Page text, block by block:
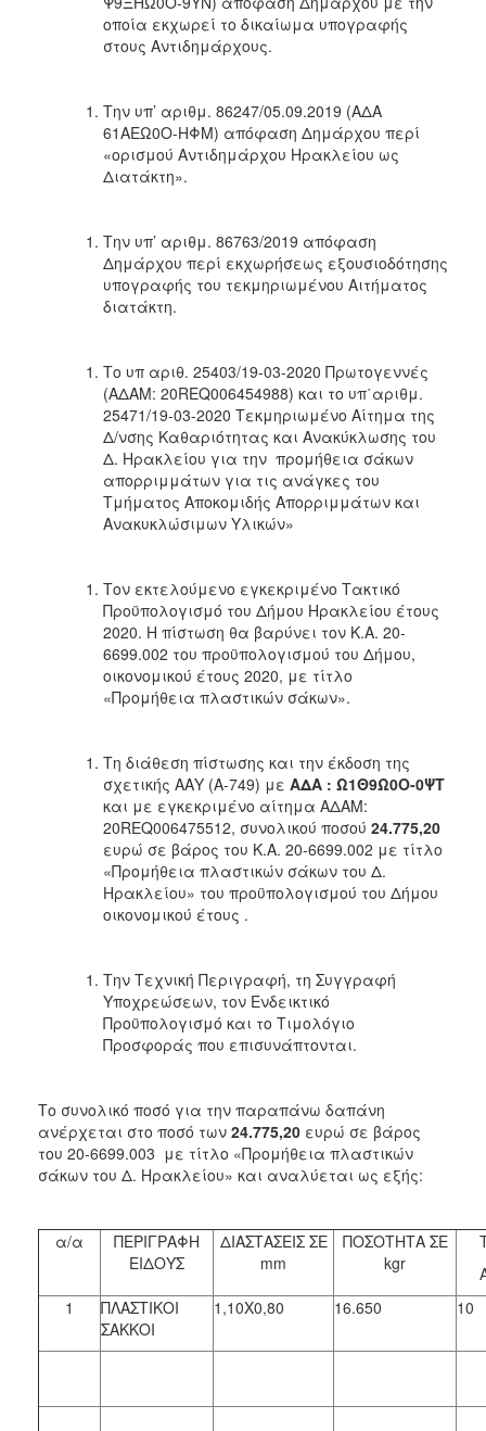
οποία εκχωρεί το δικαίωμα υπογραφής
στους Αντιδημάρχους.
Την υπ’ αριθμ. 86247/05.09.2019 (ΑΔΑ
61ΑΕΩ0Ο-ΗΦΜ) απόφαση Δημάρχου περί
«ορισμού Αντιδημάρχου Ηρακλείου ως
Διατάκτη».
Την υπ’ αριθμ. 86763/2019 απόφαση
Δημάρχου περί εκχωρήσεως εξουσιοδότησης
υπογραφής του τεκμηριωμένου Αιτήματος
διατάκτη.
Το υπ αριθ. 25403/19-03-2020 Πρωτογεννές
(ΑΔΑΜ: 20REQ006454988) και το υπ΄αριθμ.
25471/19-03-2020 Τεκμηριωμένο Αίτημα της
Δ/νσης Καθαριότητας και Ανακύκλωσης του
Δ. Ηρακλείου για την προμήθεια σάκων
απορριμμάτων για τις ανάγκες του
Τμήματος Αποκομιδής Απορριμμάτων και
Ανακυκλώσιμων Υλικών»
Τον εκτελούμενο εγκεκριμένο Τακτικό
Προϋπολογισμό του Δήμου Ηρακλείου έτους
2020. Η πίστωση θα βαρύνει τον Κ.Α. 20-
6699.002 του προϋπολογισμού του Δήμου,
οικονομικού έτους 2020, με τίτλο
«Προμήθεια πλαστικών σάκων».
Τη διάθεση πίστωσης και την έκδοση της
σχετικής ΑΑΥ (A-749) με ΑΔΑ : Ω1Θ9Ω0Ο-0ΨΤ
και με εγκεκριμένο αίτημα ΑΔΑΜ:
20REQ006475512, συνολικού ποσού 24.775,20
ευρώ σε βάρος του Κ.Α. 20-6699.002 με τίτλο
«Προμήθεια πλαστικών σάκων του Δ.
Ηρακλείου» του προϋπολογισμού του Δήμου
οικονομικού έτους .
Την Τεχνική Περιγραφή, τη Συγγραφή
Υποχρεώσεων, τον Ενδεικτικό
Προϋπολογισμό και το Τιμολόγιο
Προσφοράς που επισυνάπτονται.
Το συνολικό ποσό για την παραπάνω δαπάνη
ανέρχεται στο ποσό των 24.775,20 ευρώ σε βάρος
του 20-6699.003 με τίτλο «Προμήθεια πλαστικών
σάκων του Δ. Ηρακλείου» και αναλύεται ως εξής:
α/α
ΠΕΡΙΓΡΑΦΗ
ΕΙΔΟΥΣ
ΔΙΑΣΤΑΣΕΙΣ ΣΕ
mm
ΠΟΣΟΤΗΤΑ ΣΕ
kgr
1
ΠΛΑΣΤΙΚΟΙ
ΣΑΚΚΟΙ
1,10Χ0,80 16.650 10